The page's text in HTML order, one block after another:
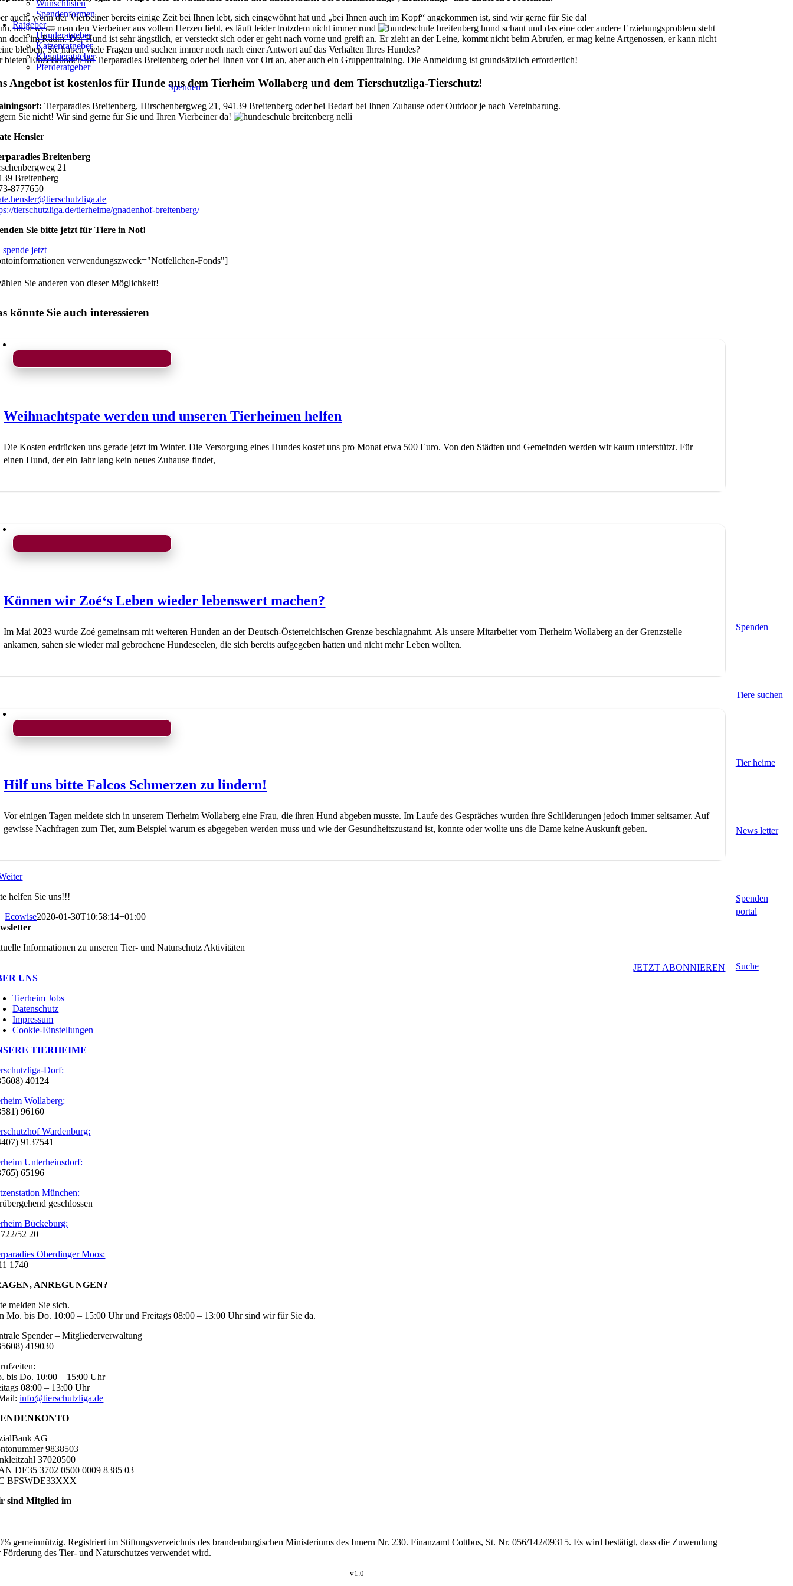
Wunschlisten
Spendenformen
Ratgeber
Hunderatgeber
Katzenratgeber
Kleintieratgeber
Pferderatgeber
Spenden
Spenden
Tiere suchen
Tier heime
News letter
Spenden
portal
Suche
auch, wenn der Vierbeiner bereits einige Zeit bei Ihnen lebt, sich eingewöhnt hat und „bei Ihnen auch im Kopf“ angekommen ist, sind wir gerne für Sie da!
auch wenn man den Vierbeiner aus vollem Herzen liebt, es läuft leider trotzdem nicht immer rund
und das eine oder andere Erziehungsproblem steht
doch im Raum. Der Hund ist sehr ängstlich, er versteckt sich oder er geht nach vorne und greift an. Er zieht an der Leine, kommt nicht beim Abrufen, er mag keine Artgenossen, er kann nicht
bleiben. Sie haben viele Fragen und suchen immer noch nach einer Antwort auf das Verhalten Ihres Hundes?
bieten Einzelstunden im Tierparadies Breitenberg oder bei Ihnen vor Ort an, aber auch ein Gruppentraining. Die Anmeldung ist grundsätzlich erforderlich!
Angebot ist kostenlos für Hunde aus dem Tierheim Wollaberg und dem Tierschutzliga-Tierschutz!
Tierparadies Breitenberg, Hirschenbergweg 21, 94139 Breitenberg oder bei Bedarf bei Ihnen Zuhause oder Outdoor je nach Vereinbarung.
Sie nicht! Wir sind gerne für Sie und Ihren Vierbeiner da!
Hensler
Breitenberg
21
Breitenberg
8777650
tierschutzliga.de/tierheime/gnadenhof-breitenberg/
Sie bitte jetzt für Tiere in Not!
spende jetzt
verwendungszweck="Notfellchen-Fonds"]
Sie anderen von dieser Möglichkeit!
könnte Sie auch interessieren
Weihnachtspate werden und unseren Tierheimen helfen
Die Kosten erdrücken uns gerade jetzt im Winter. Die Versorgung eines Hundes kostet uns pro Monat etwa 500 Euro. Von den Städten und Gemeinden werden wir kaum unterstützt. Für
einen Hund, der ein Jahr lang kein neues Zuhause findet,
Können wir Zoé‘s Leben wieder lebenswert machen?
Im Mai 2023 wurde Zoé gemeinsam mit weiteren Hunden an der Deutsch-Österreichischen Grenze beschlagnahmt. Als unsere Mitarbeiter vom Tierheim Wollaberg an der Grenzstelle
ankamen, sahen sie wieder mal gebrochene Hundeseelen, die sich bereits aufgegeben hatten und nicht mehr Leben wollten.
Hilf uns bitte Falcos Schmerzen zu lindern!
Vor einigen Tagen meldete sich in unserem Tierheim Wollaberg eine Frau, die ihren Hund abgeben musste. Im Laufe des Gespräches wurden ihre Schilderungen jedoch immer seltsamer. Auf
gewisse Nachfragen zum Tier, zum Beispiel warum es abgegeben werden muss und wie der Gesundheitszustand ist, konnte oder wollte uns die Dame keine Auskunft geben.
helfen Sie uns!!!
Ecowise2020-01-30T10:58:14+01:00
Informationen zu unseren Tier- und Naturschutz Aktivitäten
JETZT ABONNIEREN
UNS
Tierheim Jobs
Datenschutz
Impressum
Cookie-Einstellungen
TIERHEIME
Dorf:
40124
Wollaberg:
96160
Wardenburg:
9137541
Unterheinsdorf:
65196
München:
geschlossen
Bückeburg:
52 20
Oberdinger Moos:
1740
ANREGUNGEN?
melden Sie sich.
Mo. bis Do. 10:00 – 15:00 Uhr und Freitags 08:00 – 13:00 Uhr sind wir für Sie da.
Spender – Mitgliederverwaltung
419030
bis Do. 10:00 – 15:00 Uhr
08:00 – 13:00 Uhr
info@tierschutzliga.de
AG
9838503
37020500
DE35 3702 0500 0009 8385 03
BFSWDE33XXX
sind Mitglied im
gemeinnützig. Registriert im Stiftungsverzeichnis des brandenburgischen Ministeriums des Innern Nr. 230. Finanzamt Cottbus, St. Nr. 056/142/09315. Es wird bestätigt, dass die Zuwendung
Förderung des Tier- und Naturschutzes verwendet wird.
v1.0